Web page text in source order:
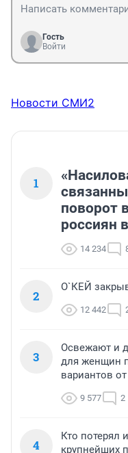
Гость
Войти
Новости СМИ2
1
поворот
россиян
14 234
2
О`КЕЙ
12 442
3
Освежают и
для женщин
вариантов
9 577 2
4
Кто потерял
крупнейших